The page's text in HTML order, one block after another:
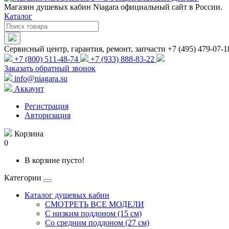
Магазин душевых кабин Niagara официальный сайт в России.
Каталог
Сервисный центр, гарантия, ремонт, запчасти +7 (495) 479-07-
+7 (800) 511-48-74
+7 (933) 888-83-22
Заказать обратный звонок
info@niagara.su
Аккаунт
Регистрация
Авторизация
Корзина
0
В корзине пусто!
Категории
Каталог душевых кабин
СМОТРЕТЬ ВСЕ МОДЕЛИ
С низким поддоном (15 см)
Со средним поддоном (27 см)